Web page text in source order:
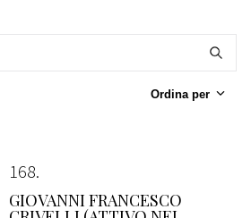
Ordina per
168
GIOVANNI FRANCESCO